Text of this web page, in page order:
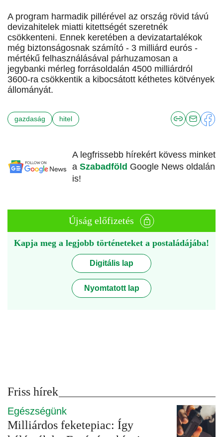
A program harmadik pillérével az ország rövid távú
devizahitelek miatti kitettségét szeretnék
csökkenteni. Ennek keretében a devizatartalékok
még biztonságosnak számító - 3 milliárd eurós -
mértékű felhasználásával párhuzamosan a
jegybanki mérleg forrásoldalán 4500 milliárdról
3600-ra csökkentik a kibocsátott kéthetes kötvények
állományát.
gazdaság hitel
A legfrissebb hírekért kövess minket
a Szabadföld Google News oldalán
is!
Újság előfizetés
Kapja meg a legjobb történeteket a postaládájába!
Digitális lap
Nyomtatott lap
Friss hírek
Egészségünk
Milliárdos feketepiac: Így